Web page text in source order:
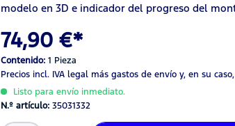
modelo en 3D e indicador del progreso del
74,90 €*
Contenido:1 Pieza
Precios incl. IVA legal más gastos de envío y, en su
Listo para envío inmediato.
N.º artículo:35031332